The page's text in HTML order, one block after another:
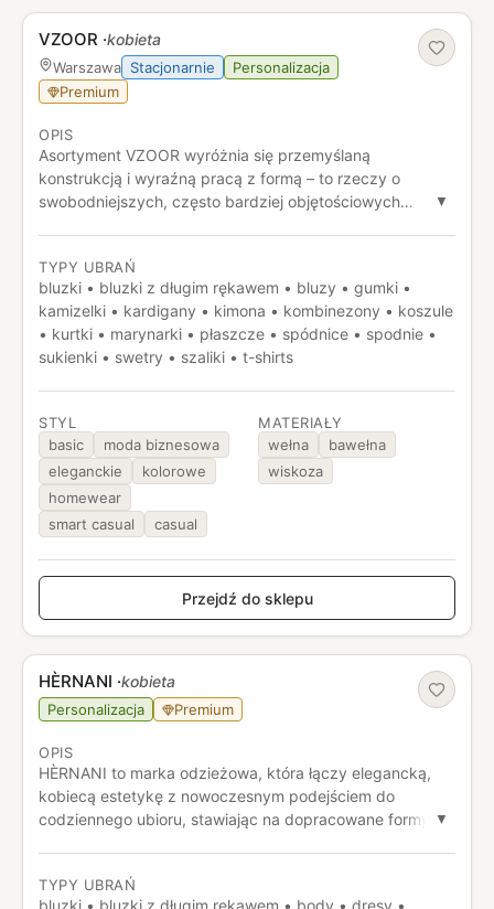
VZOOR ·kobieta
Warszawa Stacjonarnie
Personalizacja
Premium
OPIS
Asortyment VZOOR wyróżnia się przemyślaną
konstrukcją i wyraźną pracą z formą – to rzeczy o
swobodniejszych, często bardziej objętościowych
proporcje. Ważną rolę odgrywa też tkanina: obok
stonowanych baz pojawiają się wyraziste wzory i faktury,
które nadają projektom bardziej autorski, nieoczywisty
ton. Całość spina użytkowość – wygoda noszenia,
elastyczne dopasowanie i projekty, które łatwo adaptują
się do różnych stylów, nie tracąc przy tym swojej
▼
TYPY UBRAŃ
bluzki • bluzki z długim rękawem • bluzy • gumki •
kamizelki • kardigany • kimona • kombinezony • koszule
• kurtki • marynarki • płaszcze • spódnice • spodnie •
sukienki • swetry • szaliki • t-shirts
STYL
basic
moda biznesowa
eleganckie
kolorowe
homewear
smart casual
casual
MATERIAŁY
wełna
bawełna
wiskoza
Przejdź do sklepu
HÈRNANI ·kobieta
Personalizacja Premium
OPIS
HÈRNANI to marka odzieżowa, która łączy elegancką,
kobiecą estetykę z nowoczesnym podejściem do
codziennego ubioru, stawiając na dopracowane formy i
projektów, które mają podkreślać indywidualność i
▼
TYPY UBRAŃ
bluzki • bluzki z długim rękawem • body • dresy •